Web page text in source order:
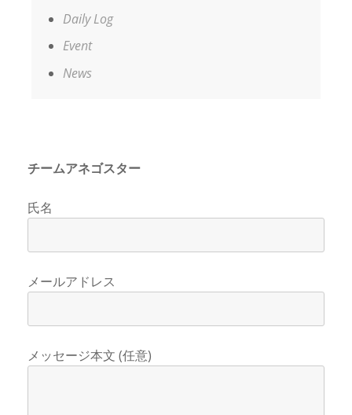
Daily Log
Event
News
チームアネゴスター
氏名
メールアドレス
メッセージ本文 (任意)